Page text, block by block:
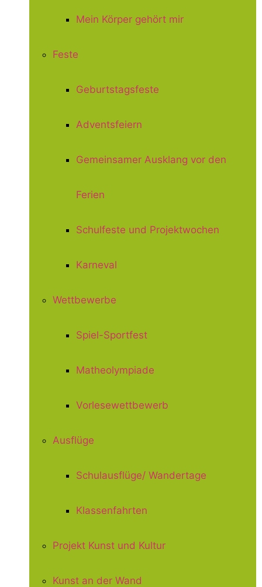
Mein Körper gehört mir
Feste
Geburtstagsfeste
Adventsfeiern
Gemeinsamer Ausklang vor den
Ferien
Schulfeste und Projektwochen
Karneval
Wettbewerbe
Spiel-Sportfest
Matheolympiade
Vorlesewettbewerb
Ausflüge
Schulausflüge/ Wandertage
Klassenfahrten
Projekt Kunst und Kultur
Kunst an der Wand